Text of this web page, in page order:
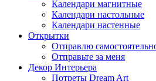
Календари магнитные
Календари настольные
Календари настенные
Открытки
Отправлю
Отправьте за меня
Декор Интерьера
Потреты Dream Art